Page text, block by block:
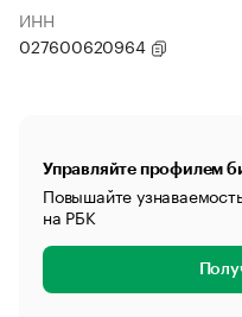
ИНН
027600620964
Управляйте профилем
Повышайте
на РБК